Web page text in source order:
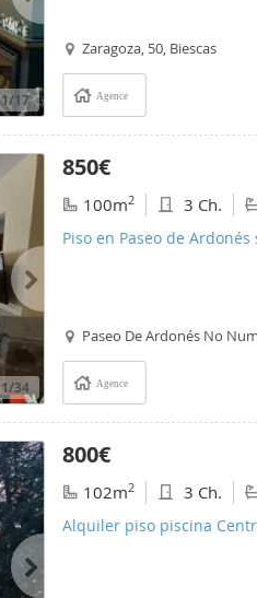
1/17
Zaragoza, 50, Biescas
Agence
1/34
850€
100m2 3 Ch.
Piso en Paseo de Ardonés
Paseo De Ardonés No
Agence
800€
102m2 3 Ch.
Alquiler piso piscina